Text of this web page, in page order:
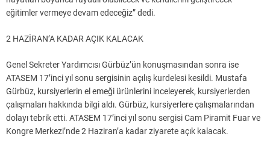
eğitimler vermeye devam edeceğiz” dedi.
2 HAZİRAN’A KADAR AÇIK KALACAK
Genel Sekreter Yardımcısı Gürbüz’ün konuşmasından sonra ise
ATASEM 17’inci yıl sonu sergisinin açılış kurdelesi kesildi. Mustafa
Gürbüz, kursiyerlerin el emeği ürünlerini inceleyerek, kursiyerlerden
çalışmaları hakkında bilgi aldı. Gürbüz, kursiyerlere çalışmalarından
dolayı tebrik etti. ATASEM 17’inci yıl sonu sergisi Cam Piramit Fuar ve
Kongre Merkezi’nde 2 Haziran’a kadar ziyarete açık kalacak.